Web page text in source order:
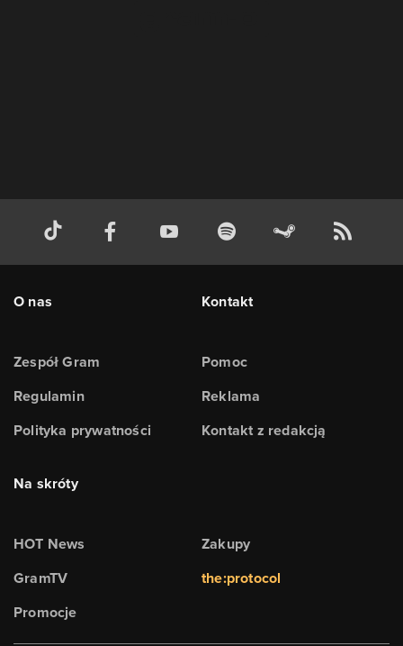
O nas
Zespół Gram
Regulamin
Polityka prywatności
Kontakt
Pomoc
Reklama
Kontakt z redakcją
Na skróty
HOT News
GramTV
Promocje
Zakupy
the:protocol